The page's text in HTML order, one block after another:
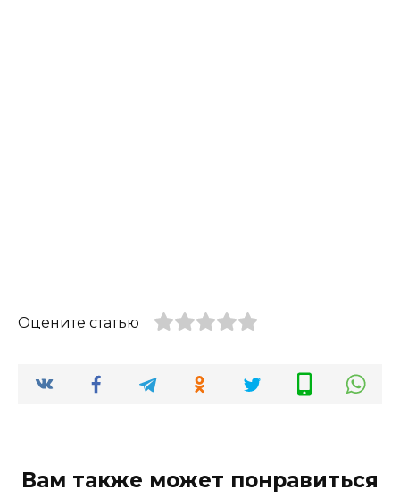
Оцените статью
Вам также может понравиться